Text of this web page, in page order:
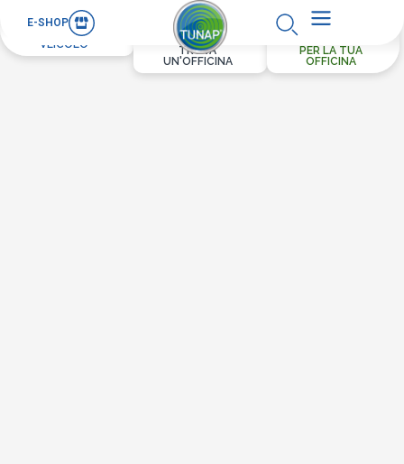
E-SHOP
PER IL TUO
VEICOLO
TROVA
UN'OFFICINA
PER LA TUA
OFFICINA